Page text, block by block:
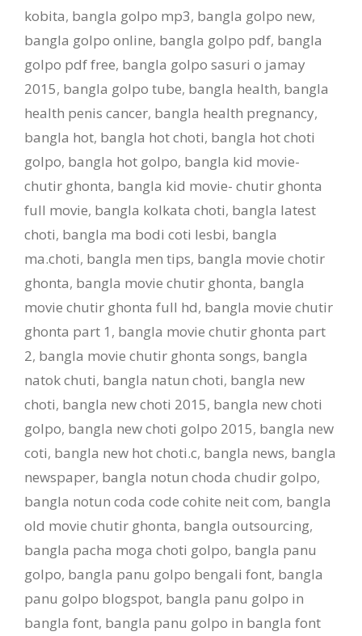
kobita, bangla golpo mp3, bangla golpo new,
bangla golpo online, bangla golpo pdf, bangla
golpo pdf free, bangla golpo sasuri o jamay
2015, bangla golpo tube, bangla health, bangla
health penis cancer, bangla health pregnancy,
bangla hot, bangla hot choti, bangla hot choti
golpo, bangla hot golpo, bangla kid movie-
chutir ghonta, bangla kid movie- chutir ghonta
full movie, bangla kolkata choti, bangla latest
choti, bangla ma bodi coti lesbi, bangla
ma.choti, bangla men tips, bangla movie chotir
ghonta, bangla movie chutir ghonta, bangla
movie chutir ghonta full hd, bangla movie chutir
ghonta part 1 , bangla movie chutir ghonta part
2, bangla movie chutir ghonta songs, bangla
natok chuti, bangla natun choti, bangla new
choti, bangla new choti 2015, bangla new choti
golpo, bangla new choti golpo 2015, bangla new
coti, bangla new hot choti.c, bangla news, bangla
newspaper, bangla notun choda chudir golpo,
bangla notun coda code cohite neit com, bangla
old movie chutir ghonta, bangla outsourcing,
bangla pacha moga choti golpo, bangla panu
golpo, bangla panu golpo bengali font, bangla
panu golpo blogspot, bangla panu golpo in
bangla font, bangla panu golpo in bangla font